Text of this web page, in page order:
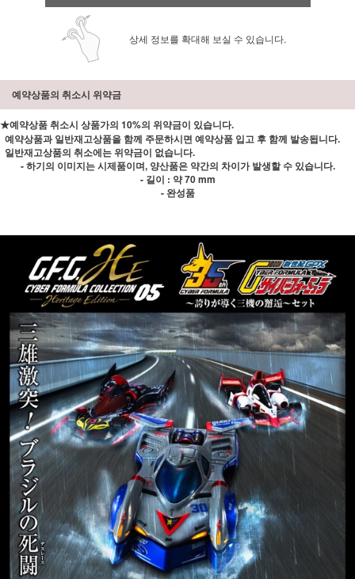
상세 정보를 확대해 보실 수 있습니다.
예약상품의 취소시 위약금
★예약상품 취소시 상품가의 10%의 위약금이 있습니다.
예약상품과 일반재고상품을 함께 주문하시면 예약상품 입고 후 함께 발송됩니다.
일반재고상품의 취소에는 위약금이 없습니다.
- 하기의 이미지는 시제품이며, 양산품은 약간의 차이가 발생할 수 있습니다.
- 길이 : 약 70 mm
- 완성품